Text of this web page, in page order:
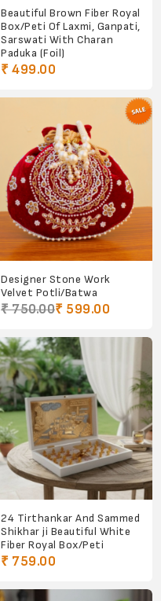
Beautiful Brown Fiber Royal
Box/Peti Of Laxmi, Ganpati,
Sarswati With Charan
Paduka (Foil)
₹ 499.00
Designer Stone Work
Velvet Potli/Batwa
₹ 750.00₹ 599.00
24 Tirthankar And Sammed
Shikhar ji Beautiful White
Fiber Royal Box/Peti
₹ 759.00